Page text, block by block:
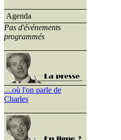
Agenda
Pas d'événements
programmés
....où l'on parle de
Charles